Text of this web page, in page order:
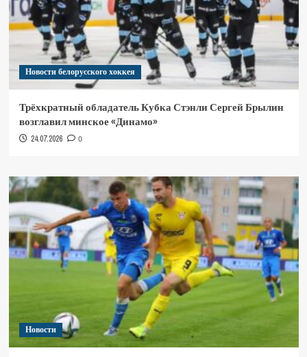
Новости белорусского хоккея
Трёхкратный обладатель Кубка Стэнли Сергей Брылин
возглавил минское «Динамо»
24.07.2026 0
Новости